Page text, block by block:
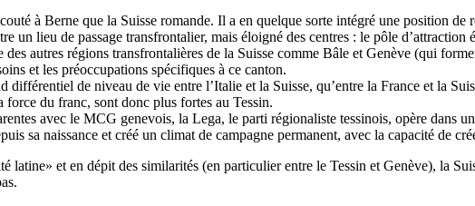
à Berne que la Suisse romande. Il a en quelque sorte intégré une position
un lieu de passage transfrontalier, mais éloigné des centres : le pôle
autres régions transfrontalières de la Suisse comme Bâle et Genève (qui
et les préoccupations spécifiques à ce canton.
différentiel de niveau de vie entre l’Italie et la Suisse, qu’entre la France et la
force du franc, sont donc plus fortes au Tessin.
avec le MCG genevois, la Lega, le parti régionaliste tessinois, opère
sa naissance et créé un climat de campagne permanent, avec la capacité de
latine» et en dépit des similarités (en particulier entre le Tessin et Genève), la